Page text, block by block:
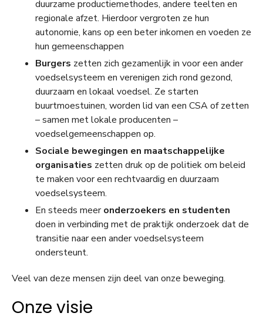
duurzame productiemethodes, andere teelten en
regionale afzet. Hierdoor vergroten ze hun
autonomie, kans op een beter inkomen en voeden ze
hun gemeenschappen
Burgers zetten zich gezamenlijk in voor een ander
voedselsysteem en verenigen zich rond gezond,
duurzaam en lokaal voedsel. Ze starten
buurtmoestuinen, worden lid van een CSA of zetten
– samen met lokale producenten –
voedselgemeenschappen op.
Sociale bewegingen en maatschappelijke
organisaties zetten druk op de politiek om beleid
te maken voor een rechtvaardig en duurzaam
voedselsysteem.
En steeds meeronderzoekers en studenten
doen in verbinding met de praktijk onderzoek dat de
transitie naar een ander voedselsysteem
ondersteunt.
Veel van deze mensen zijn deel van onze beweging.
Onze visie